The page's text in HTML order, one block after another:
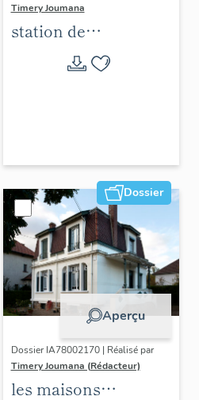
Timery Joumana
station de
villégiature
d'Elisabethville
Dossier
Aperçu
Dossier IA78002170 | Réalisé par
Timery Joumana (Rédacteur)
les maisons